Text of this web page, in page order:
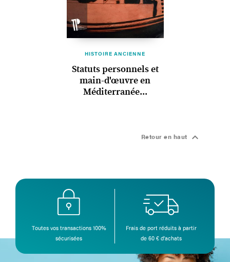
HISTOIRE ANCIENNE
Statuts personnels et
main-d'œuvre en
Méditerranée...
Retour en haut 
Toutes vos transactions 100%
sécurisées
Frais de port réduits à partir
de 60 € d’achats